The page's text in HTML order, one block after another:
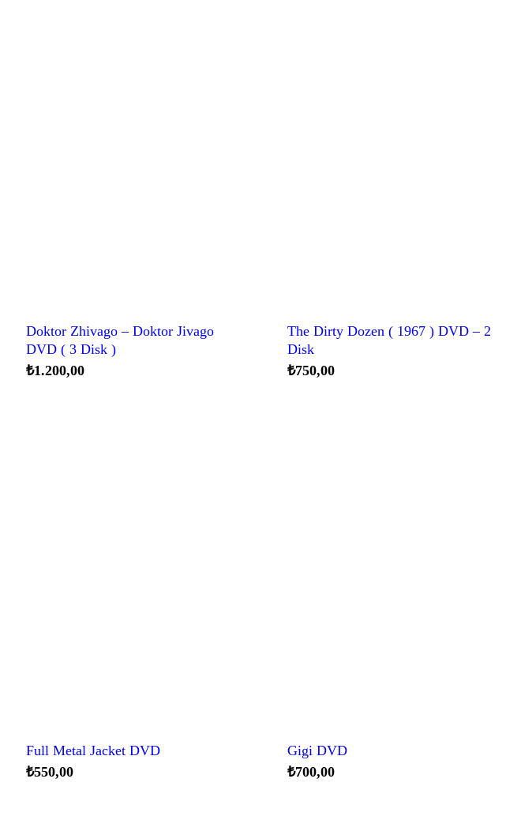
Doktor Zhivago – Doktor Jivago
DVD ( 3 Disk )
₺1.200,00
The Dirty Dozen ( 1967 ) DVD – 2
Disk
₺750,00
Full Metal Jacket DVD
₺550,00
Gigi DVD
₺700,00